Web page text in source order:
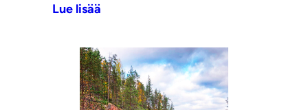
Lue lisää